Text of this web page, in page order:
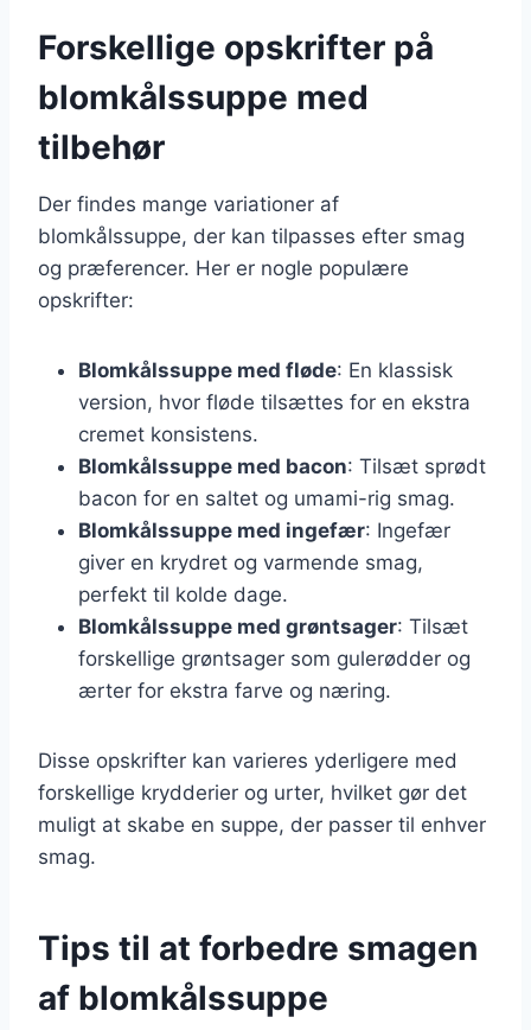
Forskellige opskrifter på
blomkålssuppe med
tilbehør
Der findes mange variationer af
blomkålssuppe, der kan tilpasses efter smag
og præferencer. Her er nogle populære
opskrifter:
Blomkålssuppe med fløde: En klassisk
version, hvor fløde tilsættes for en ekstra
cremet konsistens.
Blomkålssuppe med bacon: Tilsæt sprødt
bacon for en saltet og umami-rig smag.
Blomkålssuppe med ingefær: Ingefær
giver en krydret og varmende smag,
perfekt til kolde dage.
Blomkålssuppe med grøntsager: Tilsæt
forskellige grøntsager som gulerødder og
ærter for ekstra farve og næring.
Disse opskrifter kan varieres yderligere med
forskellige krydderier og urter, hvilket gør det
muligt at skabe en suppe, der passer til enhver
smag.
Tips til at forbedre smagen
af blomkålssuppe